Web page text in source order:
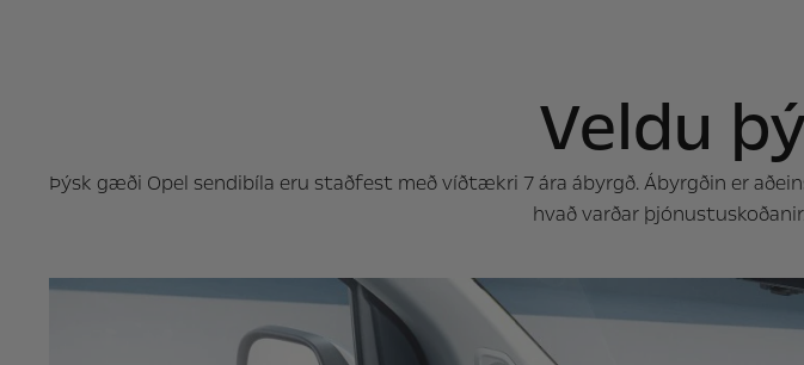
Veldu
Þýsk gæði Opel sendibíla eru staðfest með víðtækri 7 ára ábyrgð. Ábyrgðin er
hvað varðar